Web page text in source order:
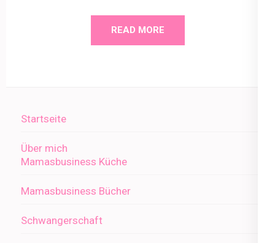
READ MORE
Startseite
Über mich
Mamasbusiness Küche
Mamasbusiness Bücher
Schwangerschaft